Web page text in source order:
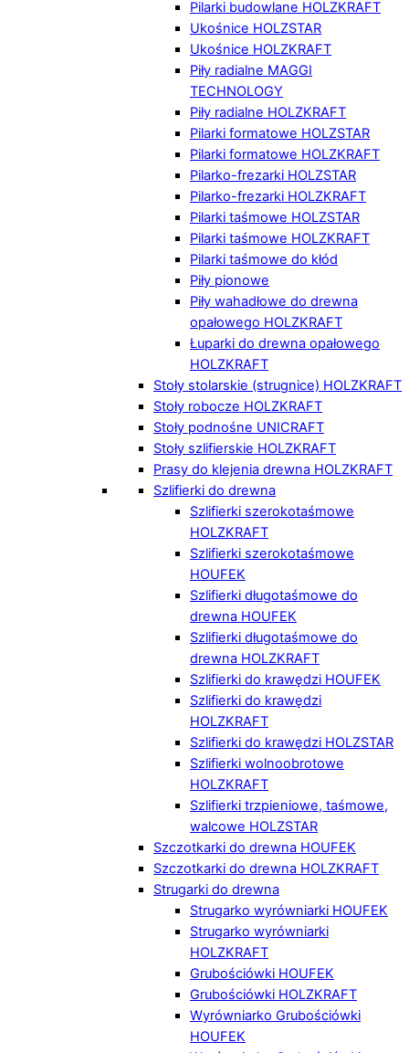
Pilarki budowlane HOLZKRAFT
Ukośnice HOLZSTAR
Ukośnice HOLZKRAFT
Piły radialne MAGGI
TECHNOLOGY
Piły radialne HOLZKRAFT
Pilarki formatowe HOLZSTAR
Pilarki formatowe HOLZKRAFT
Pilarko-frezarki HOLZSTAR
Pilarko-frezarki HOLZKRAFT
Pilarki taśmowe HOLZSTAR
Pilarki taśmowe HOLZKRAFT
Pilarki taśmowe do kłód
Piły pionowe
Piły wahadłowe do drewna
opałowego HOLZKRAFT
Łuparki do drewna opałowego
HOLZKRAFT
Stoły stolarskie (strugnice) HOLZKRAFT
Stoły robocze HOLZKRAFT
Stoły podnośne UNICRAFT
Stoły szlifierskie HOLZKRAFT
Prasy do klejenia drewna HOLZKRAFT
Szlifierki do drewna
Szlifierki szerokotaśmowe
HOLZKRAFT
Szlifierki szerokotaśmowe
HOUFEK
Szlifierki długotaśmowe do
drewna HOUFEK
Szlifierki długotaśmowe do
drewna HOLZKRAFT
Szlifierki do krawędzi HOUFEK
Szlifierki do krawędzi
HOLZKRAFT
Szlifierki do krawędzi HOLZSTAR
Szlifierki wolnoobrotowe
HOLZKRAFT
Szlifierki trzpieniowe, taśmowe,
walcowe HOLZSTAR
Szczotkarki do drewna HOUFEK
Szczotkarki do drewna HOLZKRAFT
Strugarki do drewna
Strugarko wyrówniarki HOUFEK
Strugarko wyrówniarki
HOLZKRAFT
Grubościówki HOUFEK
Grubościówki HOLZKRAFT
Wyrówniarko Grubościówki
HOUFEK